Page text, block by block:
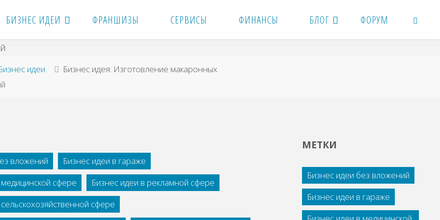
БИЗНЕС ИДЕИ ФРАНШИЗЫ СЕРВИСЫ ФИНАНСЫ БЛОГ ФОРУМ
идеи
Бизнес идея: Изготовление макаронных
вложений
Бизнес идеи в гараже
сфере
Бизнес идеи в рекламной сфере
сфере
МЕТКИ
Бизнес идеи без вложений
Бизнес идеи в гараже